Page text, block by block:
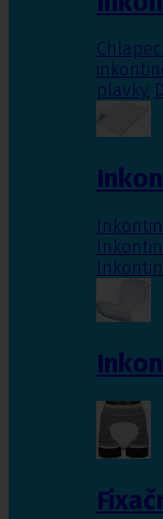
plavky,